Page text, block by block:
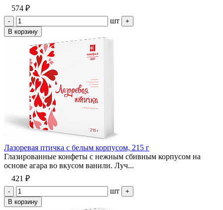
574 ₽
- шт
+
В корзину
Лазоревая птичка с белым корпусом, 215 г
Глазированные конфеты с нежным сбивным корпусом на
основе агара во вкусом ванили. Луч...
421 ₽
- шт
+
В корзину